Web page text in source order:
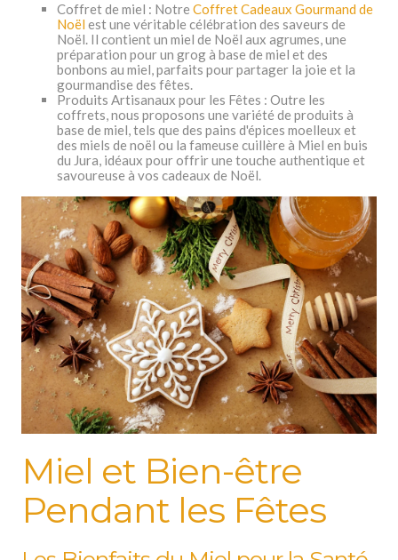
Coffret de miel : Notre Coffret Cadeaux Gourmand de
Noël est une véritable célébration des saveurs de
Noël. Il contient un miel de Noël aux agrumes, une
préparation pour un grog à base de miel et des
bonbons au miel, parfaits pour partager la joie et la
gourmandise des fêtes.
Produits Artisanaux pour les Fêtes : Outre les
coffrets, nous proposons une variété de produits à
base de miel, tels que des pains d'épices moelleux et
des miels de noël ou la fameuse cuillère à Miel en buis
du Jura, idéaux pour offrir une touche authentique et
savoureuse à vos cadeaux de Noël.
Miel et Bien-être
Pendant les Fêtes